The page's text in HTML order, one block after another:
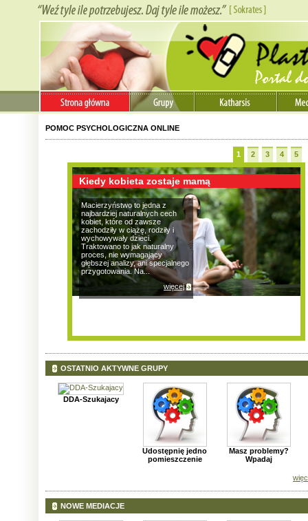
POMOC PSYCHOLOGICZNA ONLINE
1 2 3 4 5
Kiedy kobieta zostaje mamą
Macierzyństwo to jedna z
najbardziej naturalnych cech
kobiet, które od zawsze
zachodziły w ciążę, rodziły i
wychowywały dzieci.
Traktowano to jak naturalny
proces, nie wymagający
głębszej analizy, ani specjalnego
przygotowania. Na...
więcej
OSTATNIO AKTYWNE GRUPY
DDA-Szukajacy
Udostępnię jedno
pomieszczenie
Masz problemy?
Wpadaj
NOWE MEDIACJE